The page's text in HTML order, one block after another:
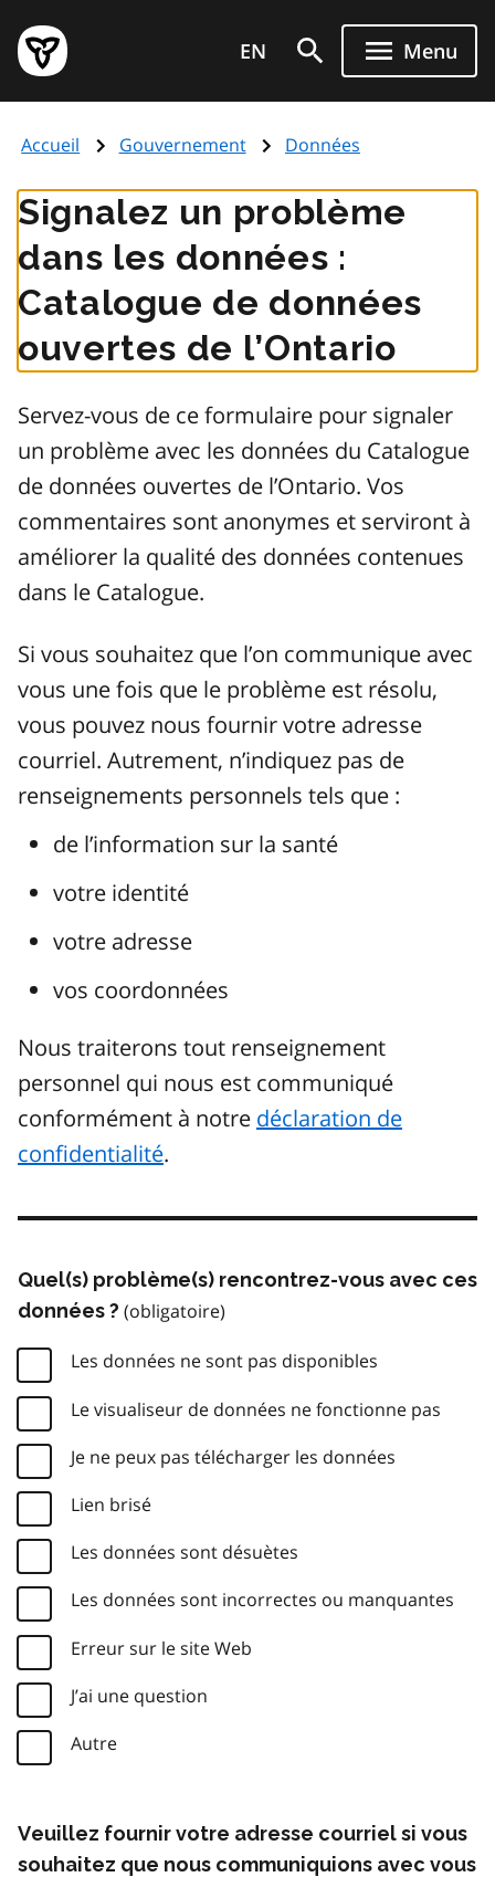
au
contenu
principal
Page
d'accueil
de
EN Menu
Accueil Gouvernement Données
Signalez un problème
dans les données :
Catalogue de données
ouvertes de l’Ontario
Servez-vous de ce formulaire pour signaler
un problème avec les données du Catalogue
de données ouvertes de l’Ontario. Vos
commentaires sont anonymes et serviront à
améliorer la qualité des données contenues
dans le Catalogue.
Si vous souhaitez que l’on communique avec
vous une fois que le problème est résolu,
vous pouvez nous fournir votre adresse
courriel. Autrement, n’indiquez pas de
renseignements personnels tels que :
de l’information sur la santé
votre identité
votre adresse
vos coordonnées
Nous traiterons tout renseignement
personnel qui nous est communiqué
conformément à notre déclaration de
confidentialité.
Quel(s) problème(s) rencontrez-vous avec ces
données ?
Les données ne sont pas disponibles
Le visualiseur de données ne fonctionne pas
Je ne peux pas télécharger les données
Lien brisé
Les données sont désuètes
Les données sont incorrectes ou manquantes
Erreur sur le site Web
J’ai une question
Autre
Veuillez fournir votre adresse courriel si vous
souhaitez que nous communiquions avec vous